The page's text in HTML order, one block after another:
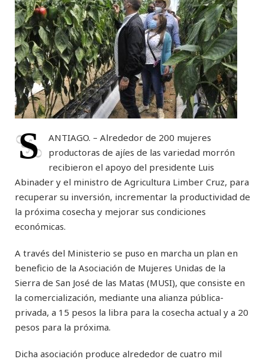
S
ANTIAGO. – Alrededor de 200 mujeres
productoras de ajíes de las variedad morrón
recibieron el apoyo del presidente Luis
Abinader y el ministro de Agricultura Limber Cruz, para
recuperar su inversión, incrementar la productividad de
la próxima cosecha y mejorar sus condiciones
económicas.
A través del Ministerio se puso en marcha un plan en
beneficio de la Asociación de Mujeres Unidas de la
Sierra de San José de las Matas (MUSI), que consiste en
la comercialización, mediante una alianza pública-
privada, a 15 pesos la libra para la cosecha actual y a 20
pesos para la próxima.
Dicha asociación produce alrededor de cuatro mil